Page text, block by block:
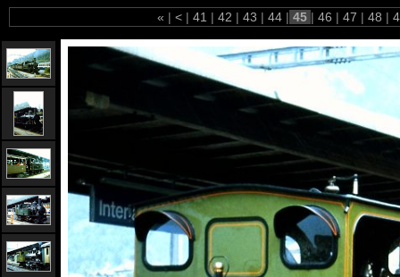
« | < | 41 | 42 | 43 | 44 | 45 | 46 | 47 | 48 |